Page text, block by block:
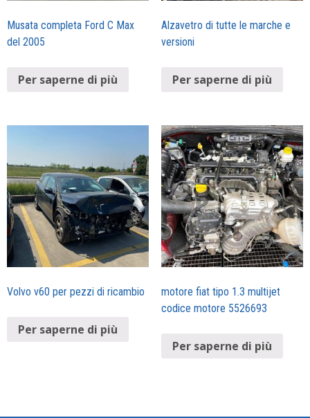
Musata completa Ford C Max
del 2005
Per saperne di più
Alzavetro di tutte le marche e
versioni
Per saperne di più
Volvo v60 per pezzi di ricambio
Per saperne di più
motore fiat tipo 1.3 multijet
codice motore 5526693
Per saperne di più